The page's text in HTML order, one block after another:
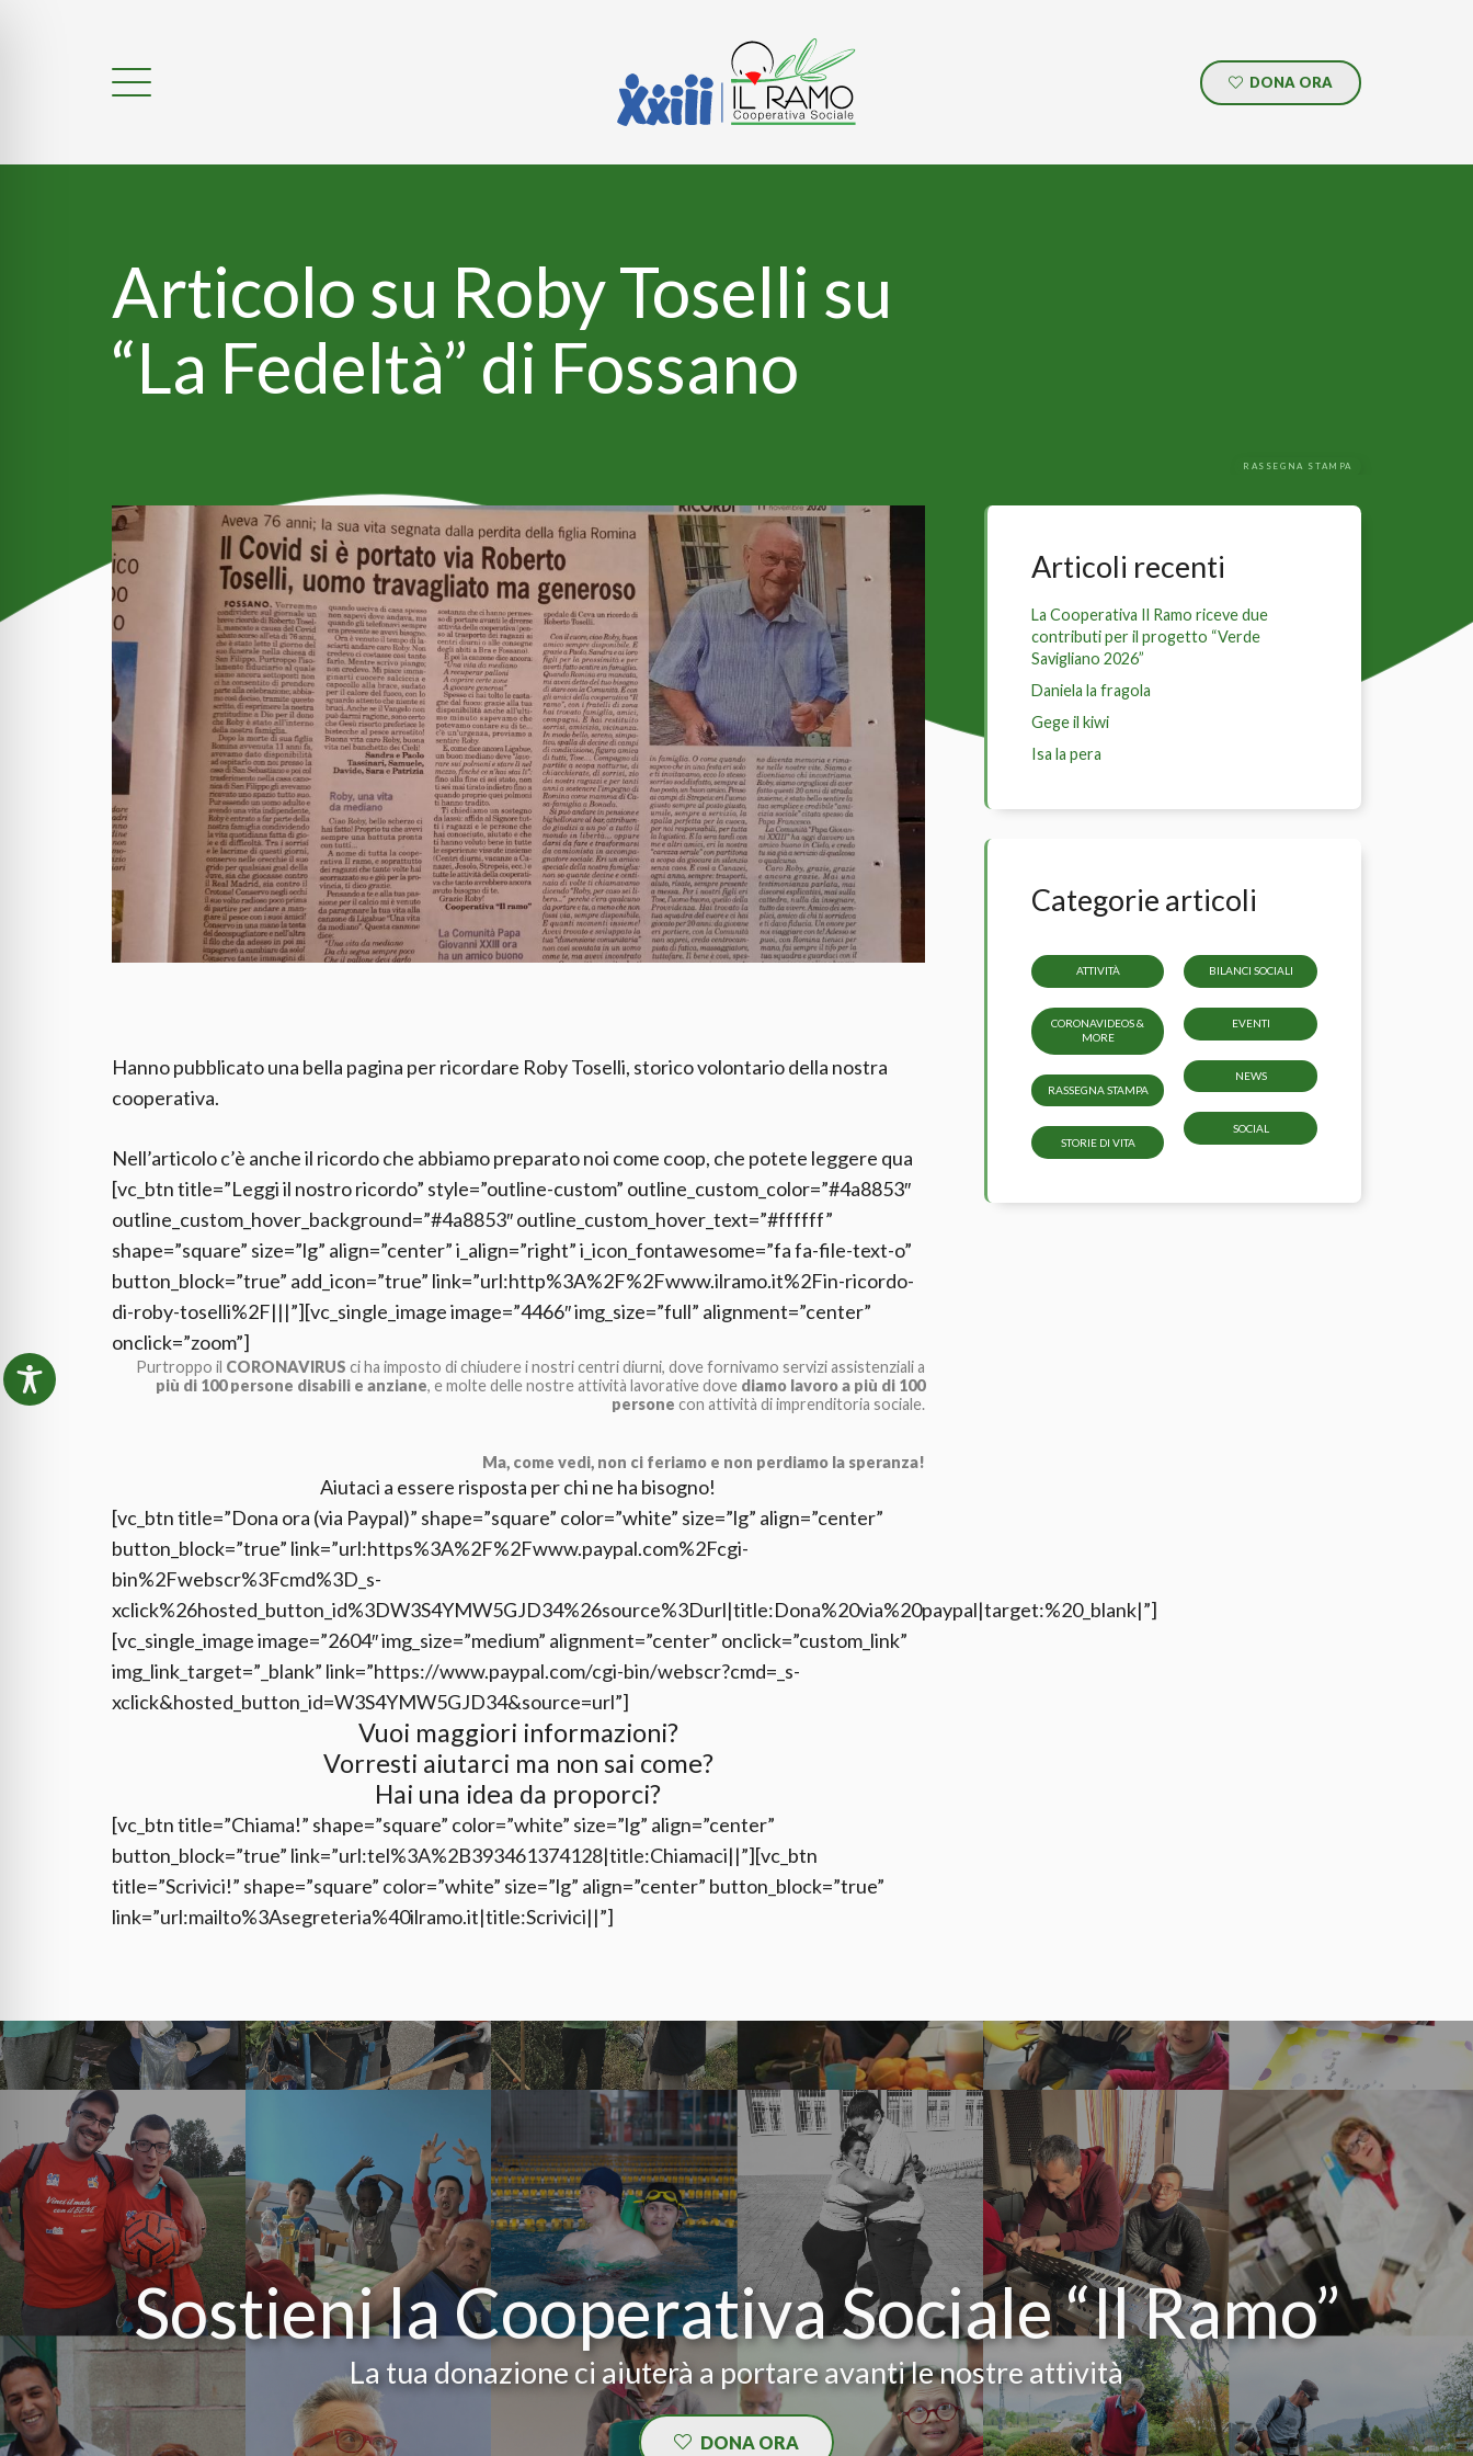
DONA ORA
Articolo su Roby Toselli su
“La Fedeltà” di Fossano
RASSEGNA STAMPA
Hanno pubblicato una bella pagina per ricordare Roby Toselli, storico volontario della nostra
cooperativa.
Nell’articolo c’è anche il ricordo che abbiamo preparato noi come coop, che potete leggere qua
[vc_btn title=”Leggi il nostro ricordo” style=”outline-custom” outline_custom_color=”#4a8853″
outline_custom_hover_background=”#4a8853″ outline_custom_hover_text=”#ffffff”
shape=”square” size=”lg” align=”center” i_align=”right” i_icon_fontawesome=”fa fa-file-text-o”
button_block=”true” add_icon=”true” link=”url:http%3A%2F%2Fwww.ilramo.it%2Fin-ricordo-
di-roby-toselli%2F|||”][vc_single_image image=”4466″ img_size=”full” alignment=”center”
onclick=”zoom”]
Purtroppo il CORONAVIRUS ci ha imposto di chiudere i nostri centri diurni, dove fornivamo servizi assistenziali a
più di 100 persone disabili e anziane, e molte delle nostre attività lavorative dove diamo lavoro a più di 100
persone con attività di imprenditoria sociale.
Ma, come vedi, non ci feriamo e non perdiamo la speranza!
Aiutaci a essere risposta per chi ne ha bisogno!
[vc_btn title=”Dona ora (via Paypal)” shape=”square” color=”white” size=”lg” align=”center”
button_block=”true” link=”url:https%3A%2F%2Fwww.paypal.com%2Fcgi-
bin%2Fwebscr%3Fcmd%3D_s-
xclick%26hosted_button_id%3DW3S4YMW5GJD34%26source%3Durl|title:Dona%20via%20paypal|target:%20_blank|”]
[vc_single_image image=”2604″ img_size=”medium” alignment=”center” onclick=”custom_link”
img_link_target=”_blank” link=”https://www.paypal.com/cgi-bin/webscr?cmd=_s-
xclick&hosted_button_id=W3S4YMW5GJD34&source=url”]
Vuoi maggiori informazioni?
Vorresti aiutarci ma non sai come?
Hai una idea da proporci?
[vc_btn title=”Chiama!” shape=”square” color=”white” size=”lg” align=”center”
button_block=”true” link=”url:tel%3A%2B393461374128|title:Chiamaci||”][vc_btn
title=”Scrivici!” shape=”square” color=”white” size=”lg” align=”center” button_block=”true”
link=”url:mailto%3Asegreteria%40ilramo.it|title:Scrivici||”]
Articoli recenti
La Cooperativa Il Ramo riceve due
contributi per il progetto “Verde
Savigliano 2026”
Daniela la fragola
Gege il kiwi
Isa la pera
Categorie articoli
ATTIVITÀ BILANCI SOCIALI
CORONAVIDEOS &
MORE
EVENTI
NEWS
RASSEGNA STAMPA
SOCIAL
STORIE DI VITA
Sostieni la Cooperativa Sociale “Il Ramo”
La tua donazione ci aiuterà a portare avanti le nostre attività
DONA ORA